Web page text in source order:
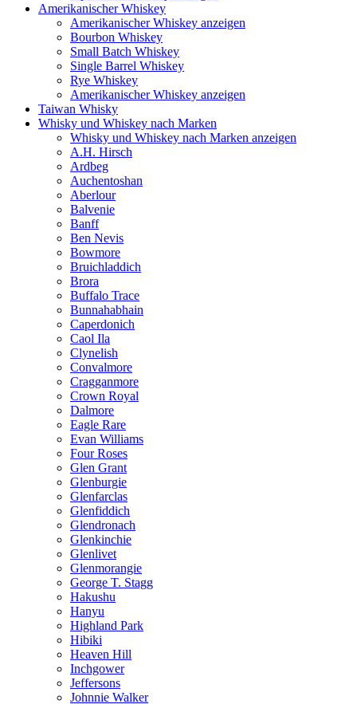
Amerikanischer Whiskey
Amerikanischer Whiskey anzeigen
Bourbon Whiskey
Small Batch Whiskey
Single Barrel Whiskey
Rye Whiskey
Amerikanischer Whiskey anzeigen
Taiwan Whisky
Whisky und Whiskey nach Marken
Whisky und Whiskey nach Marken anzeigen
A.H. Hirsch
Ardbeg
Auchentoshan
Aberlour
Balvenie
Banff
Ben Nevis
Bowmore
Bruichladdich
Brora
Buffalo Trace
Bunnahabhain
Caperdonich
Caol Ila
Clynelish
Convalmore
Cragganmore
Crown Royal
Dalmore
Eagle Rare
Evan Williams
Four Roses
Glen Grant
Glenburgie
Glenfarclas
Glenfiddich
Glendronach
Glenkinchie
Glenlivet
Glenmorangie
George T. Stagg
Hakushu
Hanyu
Highland Park
Hibiki
Heaven Hill
Inchgower
Jeffersons
Johnnie Walker